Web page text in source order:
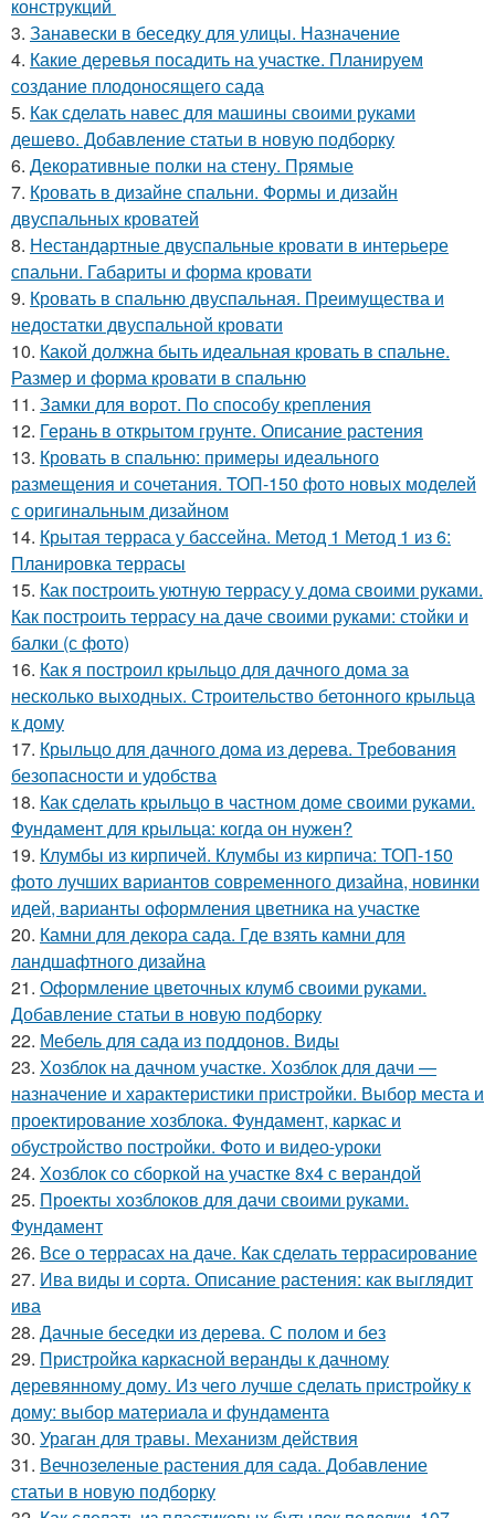
конструкций
3. Занавески в беседку для улицы. Назначение
4. Какие деревья посадить на участке. Планируем
создание плодоносящего сада
5. Как сделать навес для машины своими руками
дешево. Добавление статьи в новую подборку
6. Декоративные полки на стену. Прямые
7. Кровать в дизайне спальни. Формы и дизайн
двуспальных кроватей
8. Нестандартные двуспальные кровати в интерьере
спальни. Габариты и форма кровати
9. Кровать в спальню двуспальная. Преимущества и
недостатки двуспальной кровати
10. Какой должна быть идеальная кровать в спальне.
Размер и форма кровати в спальню
11. Замки для ворот. По способу крепления
12. Герань в открытом грунте. Описание растения
13. Кровать в спальню: примеры идеального
размещения и сочетания. ТОП-150 фото новых моделей
с оригинальным дизайном
14. Крытая терраса у бассейна. Метод 1 Метод 1 из 6:
Планировка террасы
15. Как построить уютную террасу у дома своими руками.
Как построить террасу на даче своими руками: стойки и
балки (с фото)
16. Как я построил крыльцо для дачного дома за
несколько выходных. Строительство бетонного крыльца
к дому
17. Крыльцо для дачного дома из дерева. Требования
безопасности и удобства
18. Как сделать крыльцо в частном доме своими руками.
Фундамент для крыльца: когда он нужен?
19. Клумбы из кирпичей. Клумбы из кирпича: ТОП-150
фото лучших вариантов современного дизайна, новинки
идей, варианты оформления цветника на участке
20. Камни для декора сада. Где взять камни для
ландшафтного дизайна
21. Оформление цветочных клумб своими руками.
Добавление статьи в новую подборку
22. Мебель для сада из поддонов. Виды
23. Хозблок на дачном участке. Хозблок для дачи —
назначение и характеристики пристройки. Выбор места и
проектирование хозблока. Фундамент, каркас и
обустройство постройки. Фото и видео-уроки
24. Хозблок со сборкой на участке 8х4 с верандой
25. Проекты хозблоков для дачи своими руками.
Фундамент
26. Все о террасах на даче. Как сделать террасирование
27. Ива виды и сорта. Описание растения: как выглядит
ива
28. Дачные беседки из дерева. С полом и без
29. Пристройка каркасной веранды к дачному
деревянному дому. Из чего лучше сделать пристройку к
дому: выбор материала и фундамента
30. Ураган для травы. Механизм действия
31. Вечнозеленые растения для сада. Добавление
статьи в новую подборку